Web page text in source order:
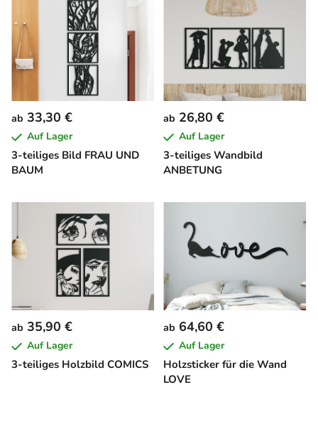
3-teiliges Bild FRAU UND
BAUM
ab 33,30 €
Auf Lager
3-teiliges Wandbild
ANBETUNG
ab 26,80 €
Auf Lager
3-teiliges Holzbild COMICS
ab 35,90 €
Auf Lager
Holzsticker für die Wand
LOVE
ab 64,60 €
Auf Lager